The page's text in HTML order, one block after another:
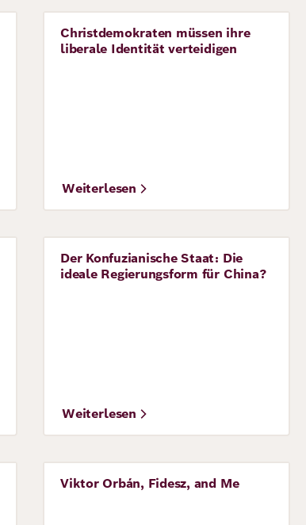
Perspective
Christdemokraten müssen ihre
liberale Identität verteidigen
Weiterlesen
Perspective
Der Konfuzianische Staat: Die
ideale Regierungsform für China?
Weiterlesen
Perspective
Viktor Orbán, Fidesz, and Me